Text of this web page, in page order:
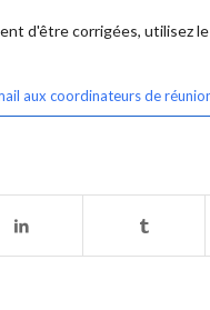
d'être corrigées, utilisez
aux coordinateurs de